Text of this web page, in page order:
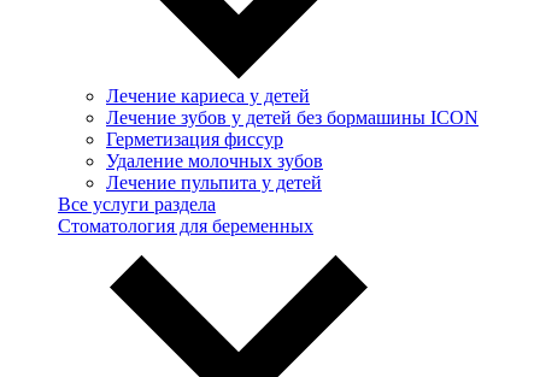
Лечение кариеса у детей
Лечение зубов у детей без бормашины ICON
Герметизация фиссур
Удаление молочных зубов
Лечение пульпита у детей
Все услуги раздела
Стоматология для беременных